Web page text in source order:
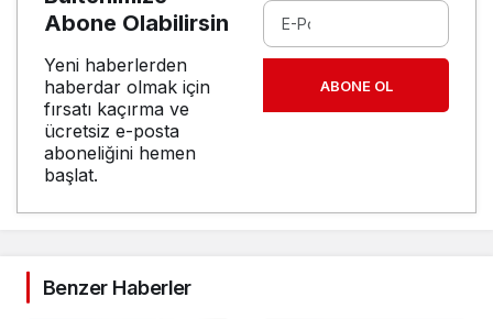
Abone Olabilirsin
Yeni haberlerden
haberdar olmak için
fırsatı kaçırma ve
ücretsiz e-posta
aboneliğini hemen
başlat.
ABONE OL
Benzer Haberler